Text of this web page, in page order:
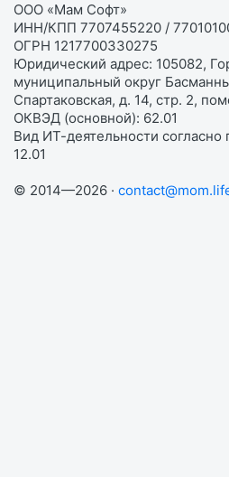
ООО «Мам Софт»
ИНН/КПП 7707455220 /
ОГРН 1217700330275
Юридический адрес: 105082,
муниципальный округ
Спартаковская, д. 14, стр. 2,
ОКВЭД (основной): 62.01
Вид ИТ-деятельности
12.01
© 2014—2026 ·